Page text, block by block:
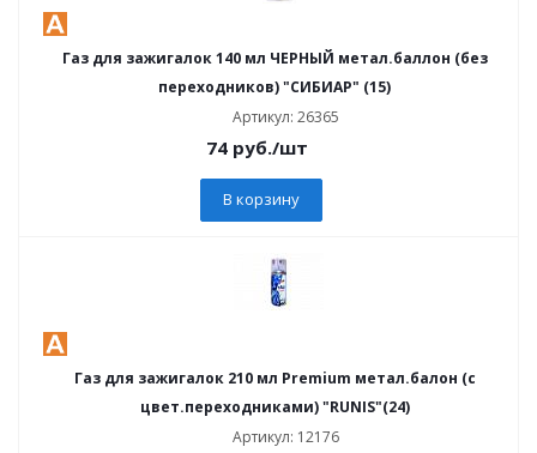
Газ для зажигалок 140 мл ЧЕРНЫЙ метал.баллон (без
переходников) "СИБИАР" (15)
Артикул: 26365
74руб./шт
В корзину
Газ для зажигалок 210 мл Premium метал.балон (с
цвет.переходниками) "RUNIS"(24)
Артикул: 12176